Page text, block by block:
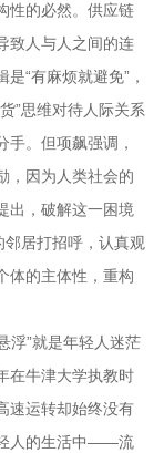
性的必然。供应链
致人与人之间的连
“有麻烦就避免”，
”思维对待人际关系
。但项飙强调，
，因为人类社会的
出，破解这一困境
邻居打招呼，认真观
体的主体性，重构
浮”就是年轻人迷茫
在牛津大学执教时
速运转却始终没有
人的生活中——流